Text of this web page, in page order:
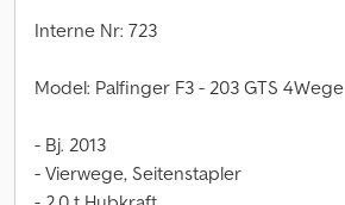
Interne Nr: 723
Model: Palfinger F3 - 203 GTS 4Wege
- Bj. 2013
- Vierwege, Seitenstapler